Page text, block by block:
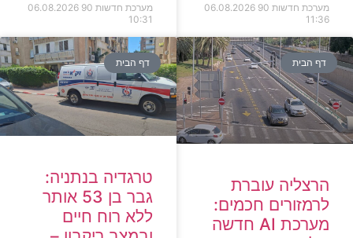
מערכת חדשות 90
06.08.2026
11:36
מערכת חדשות 90
06.08.2026
10:31
דף הבית
הרצליה עוברת
לרמזורים חכמים:
מערכת AI חדשה
דף הבית
טרגדיה בנתניה:
גבר בן 53 אותר
ללא רוח חיים